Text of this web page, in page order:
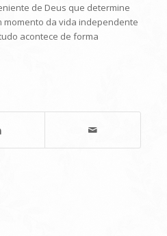
de Deus que determine
momento da vida independente
acontece de forma